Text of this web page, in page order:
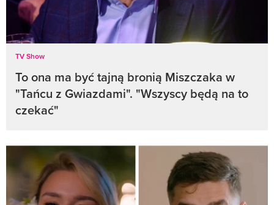
TV Show
To ona ma być tajną bronią Miszczaka w
"Tańcu z Gwiazdami". "Wszyscy będą na to
czekać"